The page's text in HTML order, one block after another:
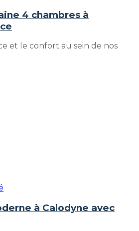
4 chambres à
et le confort au sein de nos
à Calodyne avec